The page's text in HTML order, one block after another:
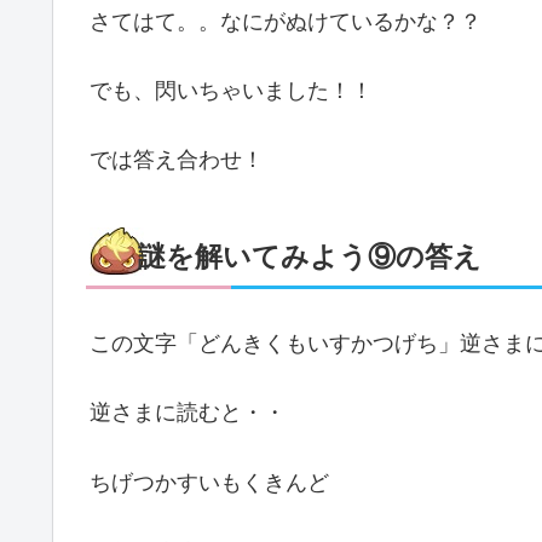
さてはて。。なにがぬけているかな？？
でも、閃いちゃいました！！
では答え合わせ！
謎を解いてみよう⑨の答え
この文字「どんきくもいすかつげち」逆さま
逆さまに読むと・・
ちげつかすいもくきんど